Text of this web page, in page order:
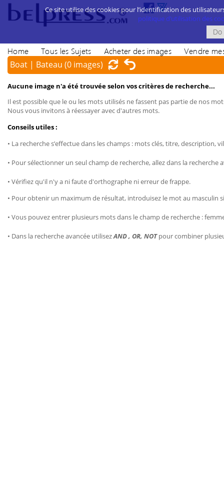
Home Tous les Sujets Acheter des images Vendre
Boat | Bateau (0 images)
Aucune image n'a été trouvée selon vos critères de recherche...
Il est possible que le ou les mots utilisés ne fassent pas partie de nos
Nous vous invitons à réessayer avec d'autres mots.
Conseils utiles :
• La recherche s’effectue dans les champs : mots clés, titre, description,
• Pour sélectionner un seul champ de recherche, allez dans la recherche
• Vérifiez qu'il n'y a ni faute d'orthographe ni erreur de frappe.
• Pour obtenir un maximum de résultat, introduisez le mot au masculin
• Vous pouvez entrer plusieurs mots dans le champ de recherche :
• Dans la recherche avancée utilisezAND , OR, NOTpour combiner
Ce site utilise des cookies pour l’identification des
politique d’utilisation des